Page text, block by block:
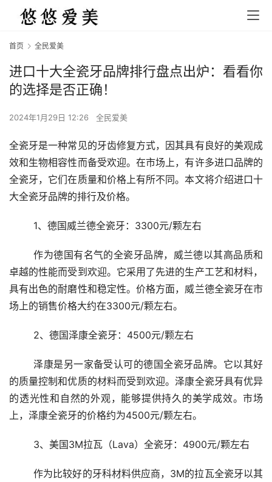
首页 全民爱美
进口十大全瓷牙品牌排行盘点出炉：看看你
的选择是否正确！
2024年1月29日 12:26 全民爱美
全瓷牙是一种常见的牙齿修复方式，因其具有良好的美观成
效和生物相容性而备受欢迎。在市场上，有许多进口品牌的
全瓷牙，它们在质量和价格上有所不同。本文将介绍进口十
大全瓷牙品牌的排行及价格。
	1、德国威兰德全瓷牙：3300元/颗左右
	作为德国有名气的全瓷牙品牌，威兰德以其高品质和
卓越的性能而受到欢迎。它采用了先进的生产工艺和材料，
具有出色的耐磨性和稳定性。价格方面，威兰德全瓷牙在市
场上的销售价格大约在3300元/颗左右。
	2、德国泽康全瓷牙：4500元/颗左右
	泽康是另一家备受认可的德国全瓷牙品牌。它以其好
的质量控制和优质的材料而受到欢迎。泽康全瓷牙具有优异
的透光性和自然的外观，能够提供持久的美学成效。市场
上，泽康全瓷牙的价格约为4500元/颗左右。
	3、美国3M拉瓦（Lava）全瓷牙：4900元/颗左右
	作为比较好的牙科材料供应商，3M的拉瓦全瓷牙以其